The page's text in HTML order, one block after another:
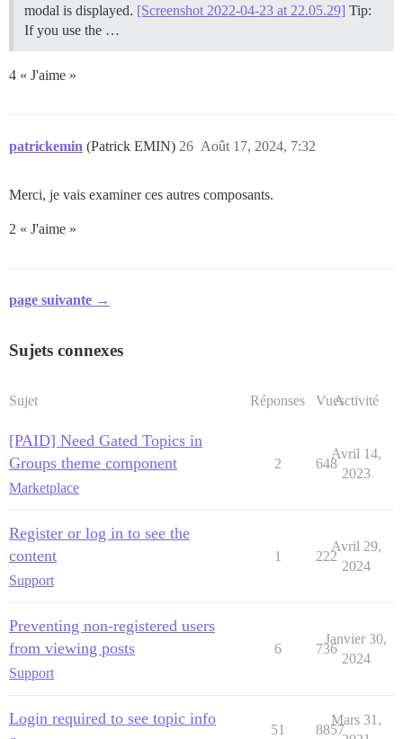
modal is displayed. [Screenshot 2022-04-23 at 22.05.29] Tip:
If you use the …
4 « J'aime »
patrickemin (Patrick EMIN) Août 17, 2024, 7:32
26
Merci, je vais examiner ces autres composants.
2 « J'aime »
page suivante →
Sujets connexes
Sujet Réponses VuesActivité
[PAID] Need Gated Topics in
Groups theme component
Marketplace
2 648
Avril 14,
2023
Register or log in to see the
content
Support
1 222
Avril 29,
2024
Preventing non-registered users
from viewing posts
Support
6 736
Janvier 30,
2024
Login required to see topic info
51 8857
Mars 31,